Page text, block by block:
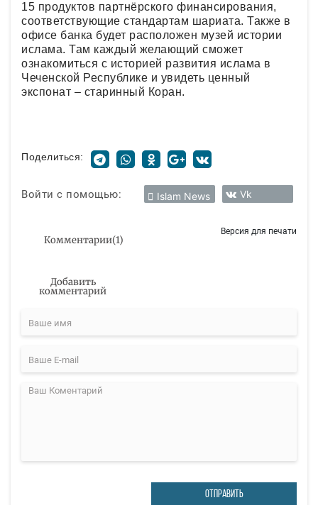
15 продуктов партнёрского финансирования,
соответствующие стандартам шариата. Также в
офисе банка будет расположен музей истории
ислама. Там каждый желающий сможет
ознакомиться с историей развития ислама в
Чеченской Республике и увидеть ценный
экспонат – старинный Коран.
Поделиться:
Войти с помощью: Islam News Vk
Комментарии(1)
Версия для печати
Добавить
комментарий
ОТПРАВИТЬ